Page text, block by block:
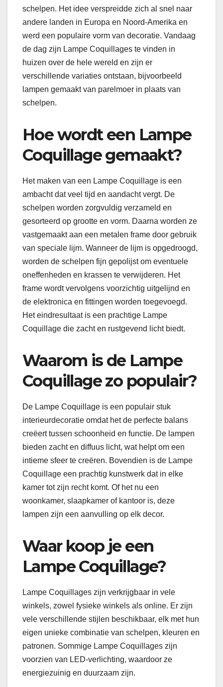
schelpen. Het idee verspreidde zich al snel naar
andere landen in Europa en Noord-Amerika en
werd een populaire vorm van decoratie. Vandaag
de dag zijn Lampe Coquillages te vinden in
huizen over de hele wereld en zijn er
verschillende variaties ontstaan, bijvoorbeeld
lampen gemaakt van parelmoer in plaats van
schelpen.
Hoe wordt een Lampe
Coquillage gemaakt?
Het maken van een Lampe Coquillage is een
ambacht dat veel tijd en aandacht vergt. De
schelpen worden zorgvuldig verzameld en
gesorteerd op grootte en vorm. Daarna worden ze
vastgemaakt aan een metalen frame door gebruik
van speciale lijm. Wanneer de lijm is opgedroogd,
worden de schelpen fijn gepolijst om eventuele
oneffenheden en krassen te verwijderen. Het
frame wordt vervolgens voorzichtig uitgelijnd en
de elektronica en fittingen worden toegevoegd.
Het eindresultaat is een prachtige Lampe
Coquillage die zacht en rustgevend licht biedt.
Waarom is de Lampe
Coquillage zo populair?
De Lampe Coquillage is een populair stuk
interieurdecoratie omdat het de perfecte balans
creëert tussen schoonheid en functie. De lampen
bieden zacht en diffuus licht, wat helpt om een ​​
intieme sfeer te creëren. Bovendien is de Lampe
Coquillage een prachtig kunstwerk dat in elke
kamer tot zijn recht komt. Of het nu een
woonkamer, slaapkamer of kantoor is, deze
lampen zijn een aanvulling op elk decor.
Waar koop je een
Lampe Coquillage?
Lampe Coquillages zijn verkrijgbaar in vele
winkels, zowel fysieke winkels als online. Er zijn
vele verschillende stijlen beschikbaar, elk met hun
eigen unieke combinatie van schelpen, kleuren en
patronen. Sommige Lampe Coquillages zijn
voorzien van LED-verlichting, waardoor ze
energiezuinig en duurzaam zijn.